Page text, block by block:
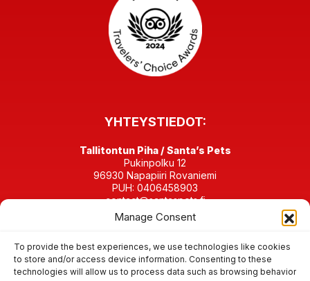
Manage Consent
To provide the best experiences, we use technologies like cookies
to store and/or access device information. Consenting to these
technologies will allow us to process data such as browsing behavior
YHTEYSTIEDOT:
Tallitontun Piha / Santa’s Pets
Pukinpolku 12
96930 Napapiiri Rovaniemi
PUH: 0406458903
contact@santaspets.fi
KOTIELÄINPIHAMME SOMESSA: